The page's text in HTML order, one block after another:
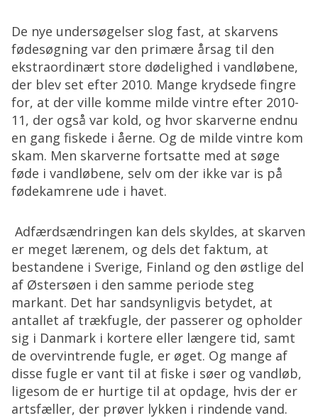
De nye undersøgelser slog fast, at skarvens
fødesøgning var den primære årsag til den
ekstraordinært store dødelighed i vandløbene,
der blev set efter 2010. Mange krydsede fingre
for, at der ville komme milde vintre efter 2010-
11, der også var kold, og hvor skarverne endnu
en gang fiskede i åerne. Og de milde vintre kom
skam. Men skarverne fortsatte med at søge
føde i vandløbene, selv om der ikke var is på
fødekamrene ude i havet.
Adfærdsændringen kan dels skyldes, at skarven
er meget lærenem, og dels det faktum, at
bestandene i Sverige, Finland og den østlige del
af Østersøen i den samme periode steg
markant. Det har sandsynligvis betydet, at
antallet af trækfugle, der passerer og opholder
sig i Danmark i kortere eller længere tid, samt
de overvintrende fugle, er øget. Og mange af
disse fugle er vant til at fiske i søer og vandløb,
ligesom de er hurtige til at opdage, hvis der er
artsfæller, der prøver lykken i rindende vand.